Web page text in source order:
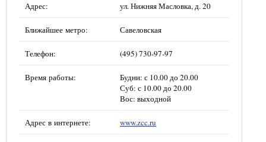
Адрес: ул. Нижняя Масловка, д. 20
Ближайшее метро: Савеловская
Телефон: (495) 730-97-97
Время работы:
Будни: с 10.00 до 20.00
Суб: с 10.00 до 20.00
Вос: выходной
Адрес в интернете: www.zcc.ru